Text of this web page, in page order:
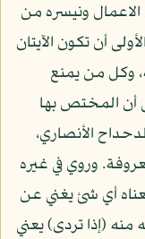
ونيسره من
أن تكون الآيتان
وكل من يمنع
أن المختص بها
الأنصاري،
وروي في غيره
أي شئ يغني عن
(إذا تردى) يعني